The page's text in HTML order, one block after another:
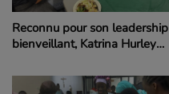
Reconnu pour son leadership
bienveillant, Katrina Hurley
North Battleford